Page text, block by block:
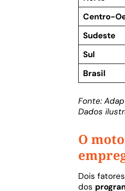
Centro-
Sudeste
Sul
Brasil
Fonte:
Dados
O
Dois
dos